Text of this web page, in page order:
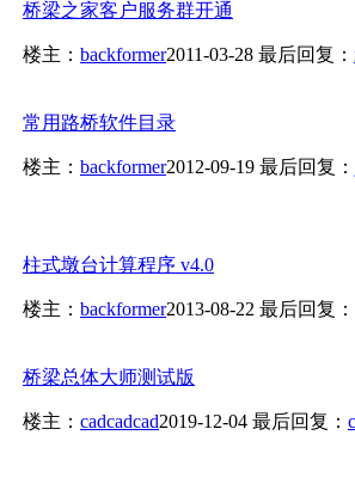
桥梁之家客户服务群开通
楼主： backformer2011-03-28 最后回复：
常用路桥软件目录
楼主： backformer2012-09-19 最后回复：
柱式墩台计算程序 v4.0
楼主： backformer2013-08-22 最后回复：
桥梁总体大师测试版
楼主： cadcadcad2019-12-04 最后回复：